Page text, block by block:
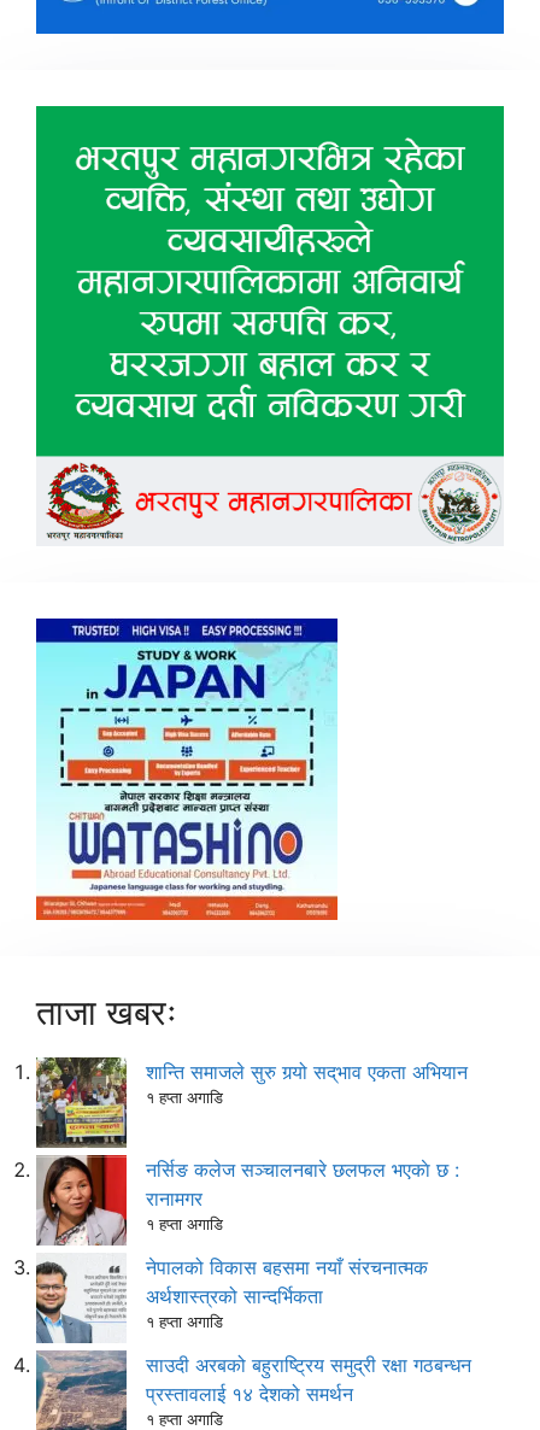
ताजा खबरः
शान्ति समाजले सुरु गर्‍यो सद्‌भाव एकता अभियान
१ हप्ता अगाडि
नर्सिङ कलेज सञ्चालनबारे छलफल भएकाे छ :
रानामगर
१ हप्ता अगाडि
नेपालको विकास बहसमा नयाँ संरचनात्मक
अर्थशास्त्रको सान्दर्भिकता
१ हप्ता अगाडि
साउदी अरबको बहुराष्ट्रिय समुद्री रक्षा गठबन्धन
प्रस्तावलाई १४ देशको समर्थन
१ हप्ता अगाडि